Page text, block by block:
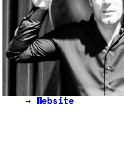
→Website